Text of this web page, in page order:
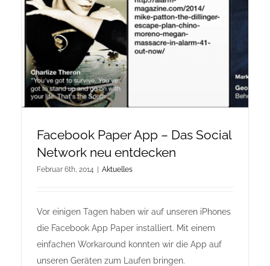
Facebook Paper App – Das Social
Network neu entdecken
Februar 6th, 2014 Aktuelles
Vor einigen Tagen haben wir auf unseren iPhones
die Facebook App Paper installiert. Mit einem
einfachen Workaround konnten wir die App auf
unseren Geräten zum Laufen bringen.